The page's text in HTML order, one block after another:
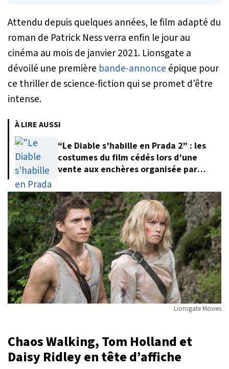
Attendu depuis quelques années, le film adapté du
roman de Patrick Ness verra enfin le jour au
cinéma au mois de janvier 2021. Lionsgate a
dévoilé une première bande-annonce épique pour
ce thriller de science-fiction qui se promet d’être
intense.
À LIRE AUSSI
“Le Diable s’habille en Prada 2” : les
costumes du film cédés lors d’une
vente aux enchères organisée par
Lionsgate Movies
Chaos Walking, Tom Holland et
Daisy Ridley en tête d’affiche